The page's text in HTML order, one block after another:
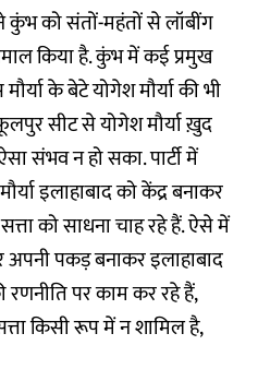
कुंभ को संतों-महंतों से लॉबींग
किया है. कुंभ में कई प्रमुख
के बेटे योगेश मौर्या की भी
सीट से योगेश मौर्या ख़ुद
संभव न हो सका. पार्टी में
इलाहाबाद को केंद्र बनाकर
को साधना चाह रहे हैं. ऐसे में
पकड़ बनाकर इलाहाबाद
पर काम कर रहे हैं,
किसी रूप में न शामिल है,